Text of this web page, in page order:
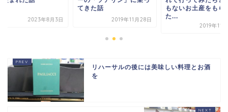
2023年8月3日
てきた話
2019年11月28日
もないお土産をもら
た...
2019年11
リハーサルの後には美味しい料理とお酒
を